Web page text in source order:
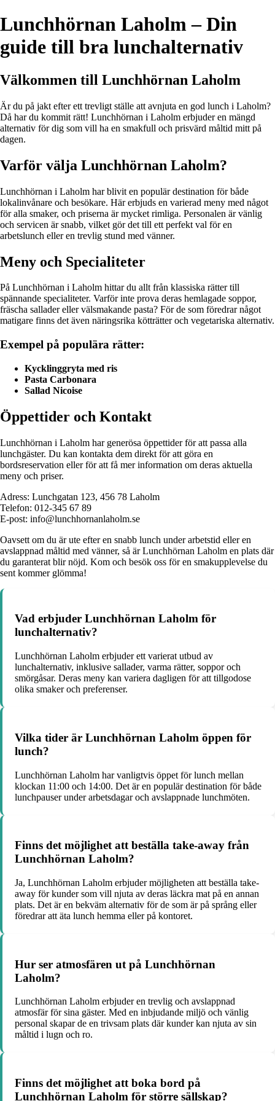
Lunchhörnan Laholm – Din
guide till bra lunchalternativ
Välkommen till Lunchhörnan Laholm
Är du på jakt efter ett trevligt ställe att avnjuta en god lunch i Laholm?
Då har du kommit rätt! Lunchhörnan i Laholm erbjuder en mängd
alternativ för dig som vill ha en smakfull och prisvärd måltid mitt på
dagen.
Varför välja Lunchhörnan Laholm?
Lunchhörnan i Laholm har blivit en populär destination för både
lokalinvånare och besökare. Här erbjuds en varierad meny med något
för alla smaker, och priserna är mycket rimliga. Personalen är vänlig
och servicen är snabb, vilket gör det till ett perfekt val för en
arbetslunch eller en trevlig stund med vänner.
Meny och Specialiteter
På Lunchhörnan i Laholm hittar du allt från klassiska rätter till
spännande specialiteter. Varför inte prova deras hemlagade soppor,
fräscha sallader eller välsmakande pasta? För de som föredrar något
matigare finns det även näringsrika kötträtter och vegetariska alternativ.
Exempel på populära rätter:
Kycklinggryta med ris
Pasta Carbonara
Sallad Nicoise
Öppettider och Kontakt
Lunchhörnan i Laholm har generösa öppettider för att passa alla
lunchgäster. Du kan kontakta dem direkt för att göra en
bordsreservation eller för att få mer information om deras aktuella
meny och priser.
Adress: Lunchgatan 123, 456 78 Laholm
Telefon: 012-345 67 89
E-post: info@lunchhornanlaholm.se
Oavsett om du är ute efter en snabb lunch under arbetstid eller en
avslappnad måltid med vänner, så är Lunchhörnan Laholm en plats där
du garanterat blir nöjd. Kom och besök oss för en smakupplevelse du
sent kommer glömma!
Vad erbjuder Lunchhörnan Laholm för
lunchalternativ?
Lunchhörnan Laholm erbjuder ett varierat utbud av
lunchalternativ, inklusive sallader, varma rätter, soppor och
smörgåsar. Deras meny kan variera dagligen för att tillgodose
olika smaker och preferenser.
Vilka tider är Lunchhörnan Laholm öppen för
lunch?
Lunchhörnan Laholm har vanligtvis öppet för lunch mellan
klockan 11:00 och 14:00. Det är en populär destination för både
lunchpauser under arbetsdagar och avslappnade lunchmöten.
Finns det möjlighet att beställa take-away från
Lunchhörnan Laholm?
Ja, Lunchhörnan Laholm erbjuder möjligheten att beställa take-
away för kunder som vill njuta av deras läckra mat på en annan
plats. Det är en bekväm alternativ för de som är på språng eller
föredrar att äta lunch hemma eller på kontoret.
Hur ser atmosfären ut på Lunchhörnan
Laholm?
Lunchhörnan Laholm erbjuder en trevlig och avslappnad
atmosfär för sina gäster. Med en inbjudande miljö och vänlig
personal skapar de en trivsam plats där kunder kan njuta av sin
måltid i lugn och ro.
Finns det möjlighet att boka bord på
Lunchhörnan Laholm för större sällskap?